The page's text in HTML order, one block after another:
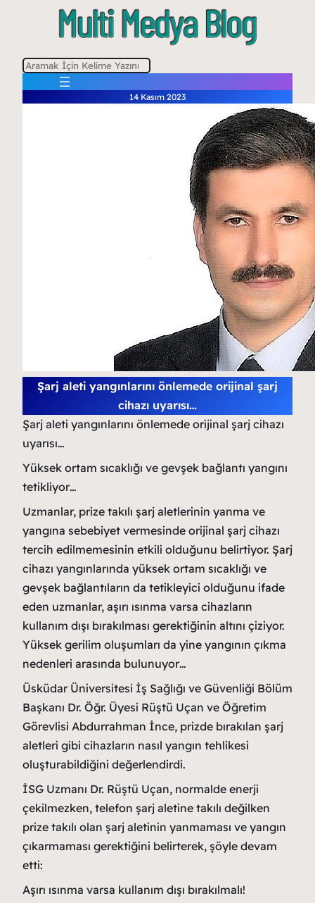
A
a
14 Kasım 2023
Şarj aleti yangınlarını önlemede orijinal şarj
cihazı uyarısı…
Şarj aleti yangınlarını önlemede orijinal şarj cihazı
uyarısı…
Yüksek ortam sıcaklığı ve gevşek bağlantı yangını
tetikliyor…
Uzmanlar, prize takılı şarj aletlerinin yanma ve
yangına sebebiyet vermesinde orijinal şarj cihazı
tercih edilmemesinin etkili olduğunu belirtiyor. Şarj
cihazı yangınlarında yüksek ortam sıcaklığı ve
gevşek bağlantıların da tetikleyici olduğunu ifade
eden uzmanlar, aşırı ısınma varsa cihazların
kullanım dışı bırakılması gerektiğinin altını çiziyor.
Yüksek gerilim oluşumları da yine yangının çıkma
nedenleri arasında bulunuyor…
Üsküdar Üniversitesi İş Sağlığı ve Güvenliği Bölüm
Başkanı Dr. Öğr. Üyesi Rüştü Uçan ve Öğretim
Görevlisi Abdurrahman İnce, prizde bırakılan şarj
aletleri gibi cihazların nasıl yangın tehlikesi
oluşturabildiğini değerlendirdi.
İSG Uzmanı Dr. Rüştü Uçan, normalde enerji
çekilmezken, telefon şarj aletine takılı değilken
prize takılı olan şarj aletinin yanmaması ve yangın
çıkarmaması gerektiğini belirterek, şöyle devam
etti:
Aşırı ısınma varsa kullanım dışı bırakılmalı!